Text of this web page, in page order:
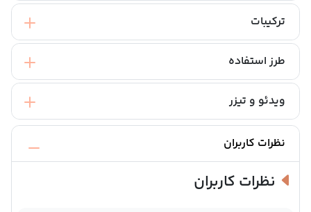
ترکیبات
طرز استفاده
ویدئو و تیزر
نظرات کاربران
نظرات کاربران